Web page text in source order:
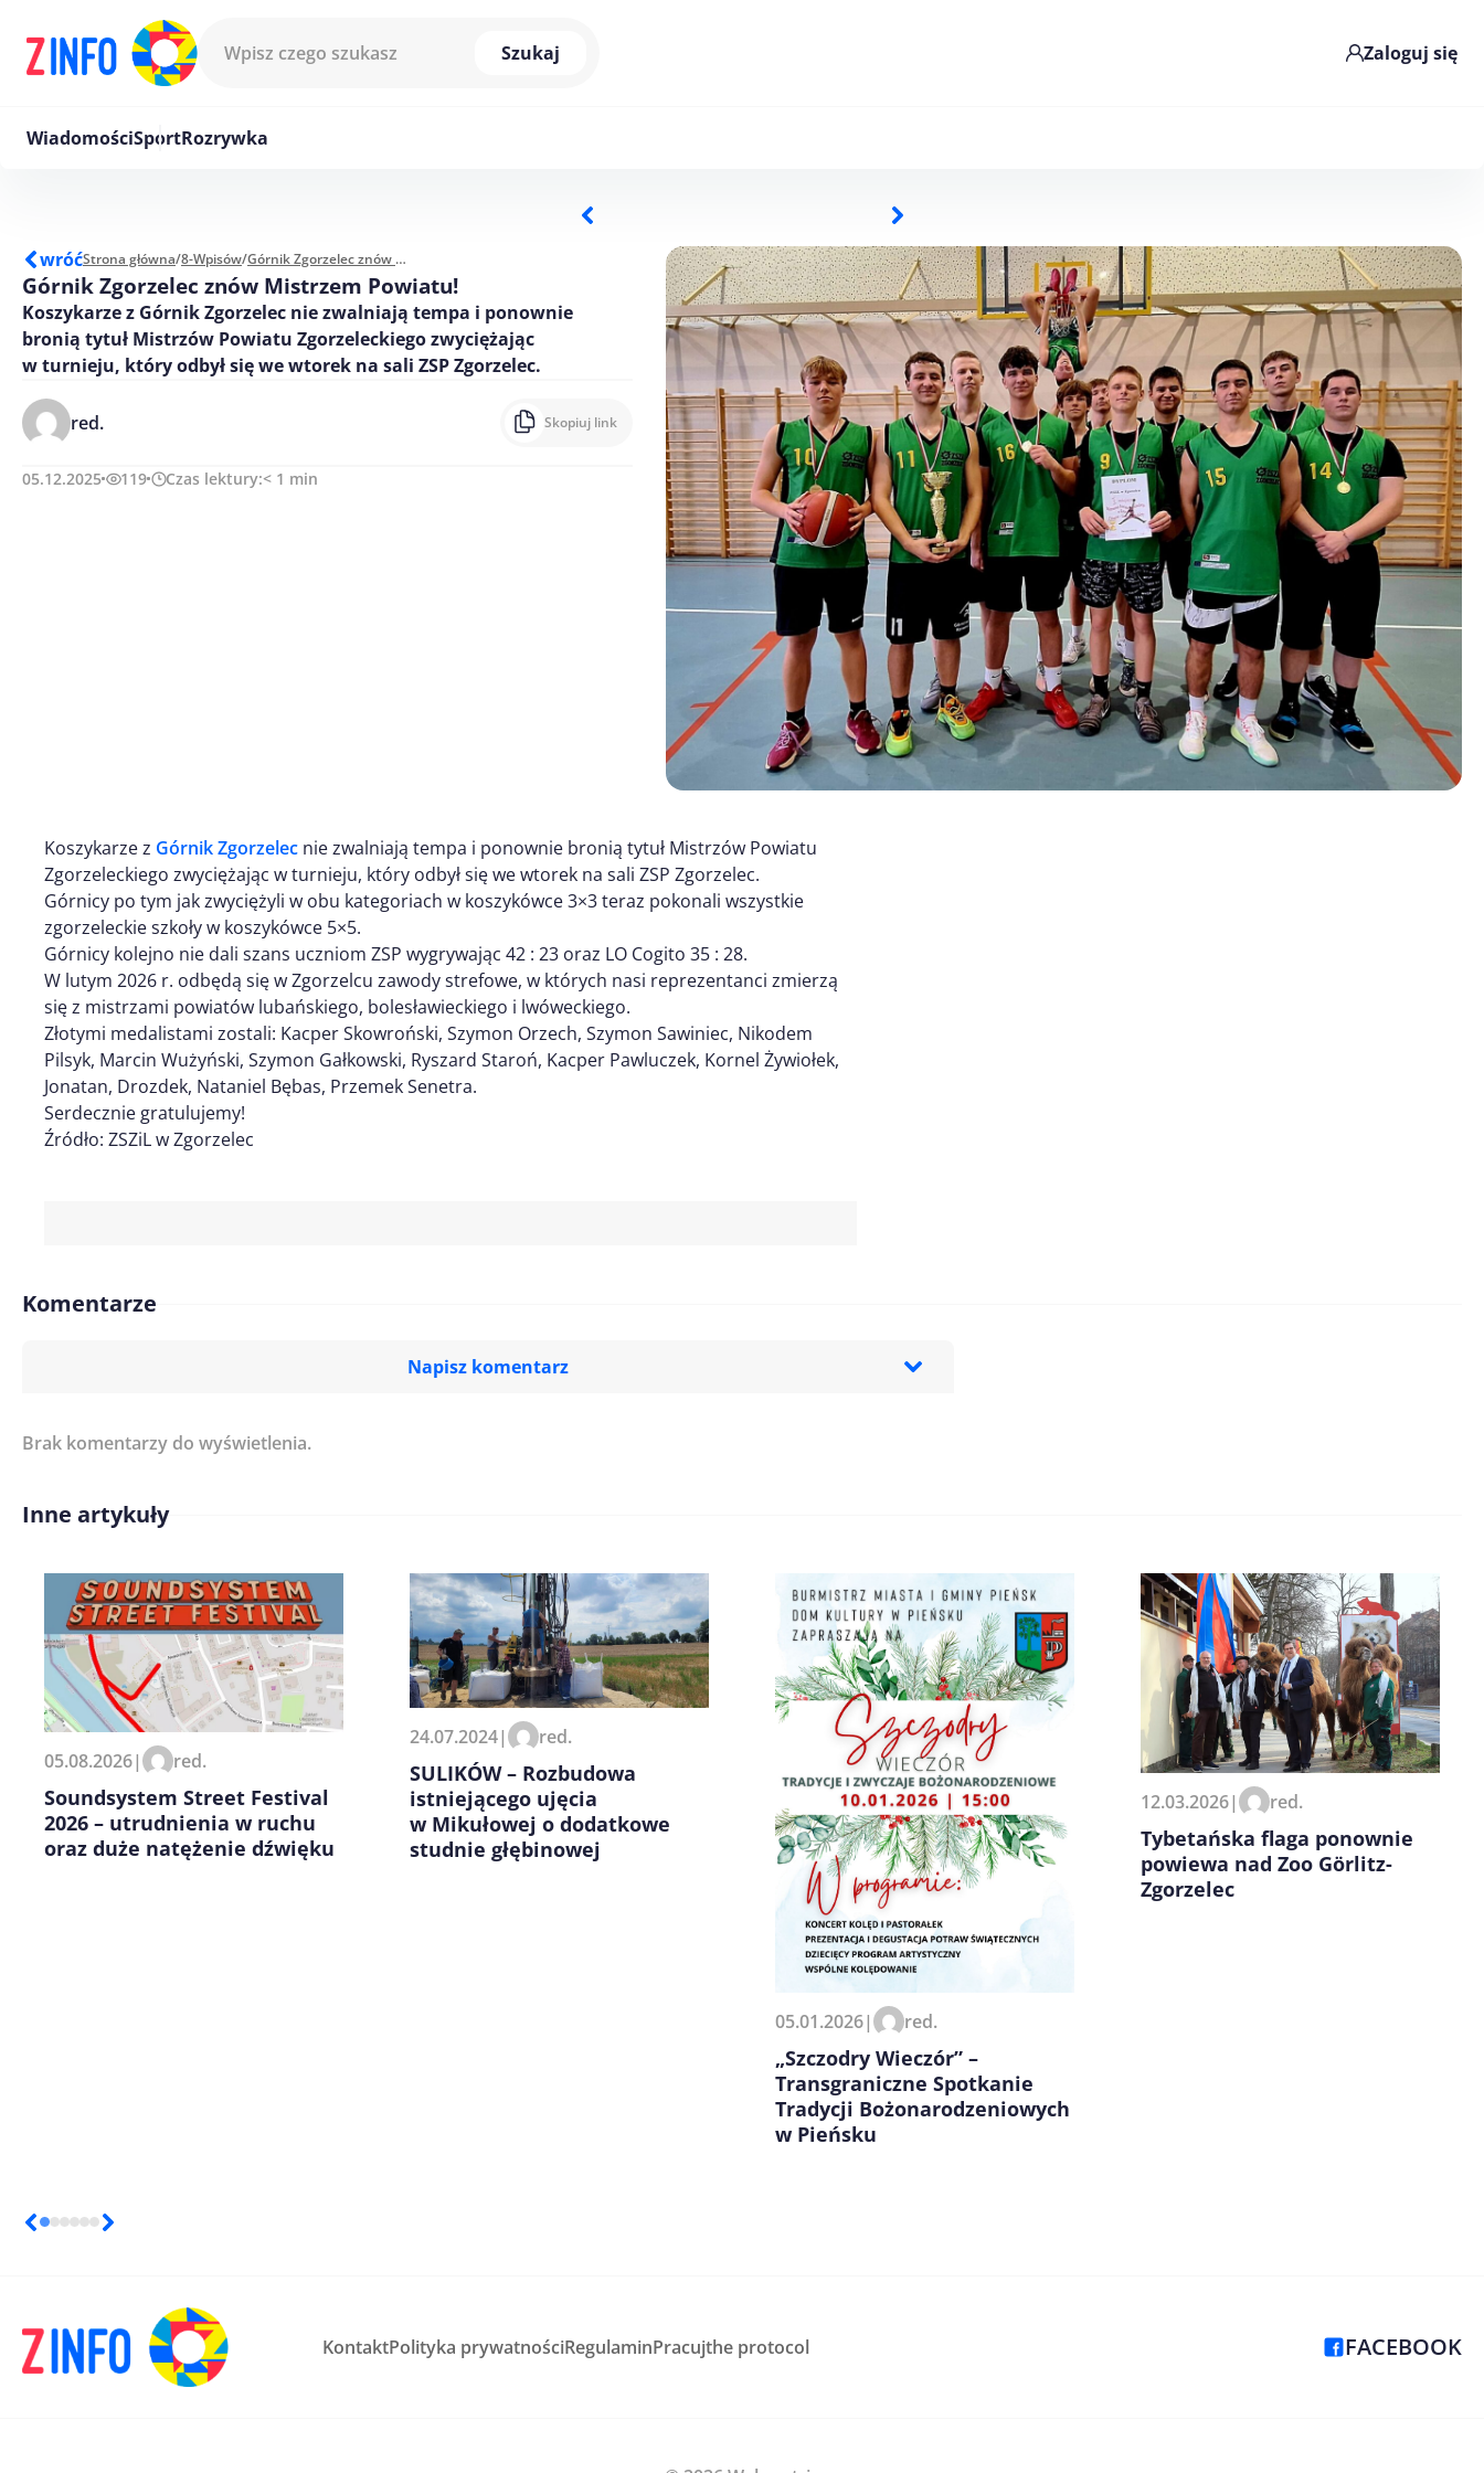
Szukaj
Zaloguj się
WiadomościSportRozrywka
wróćStrona główna/8-Wpisów/ Górnik Zgorzelec znów Mistrzem Powiatu!
Górnik Zgorzelec znów Mistrzem Powiatu!
Koszykarze z Górnik Zgorzelec nie zwalniają tempa i ponownie
bronią tytuł Mistrzów Powiatu Zgorzeleckiego zwyciężając
w turnieju, który odbył się we wtorek na sali ZSP Zgorzelec.
red. Skopiuj link
05.12.2025 119 Czas lektury:< 1 min
Koszykarze z Górnik Zgorzelec nie zwalniają tempa i ponownie bronią tytuł Mistrzów Powiatu
Zgorzeleckiego zwyciężając w turnieju, który odbył się we wtorek na sali ZSP Zgorzelec.
Górnicy po tym jak zwyciężyli w obu kategoriach w koszykówce 3×3 teraz pokonali wszystkie
zgorzeleckie szkoły w koszykówce 5×5.
Górnicy kolejno nie dali szans uczniom ZSP wygrywając 42 : 23 oraz LO Cogito 35 : 28.
W lutym 2026 r. odbędą się w Zgorzelcu zawody strefowe, w których nasi reprezentanci zmierzą
się z mistrzami powiatów lubańskiego, bolesławieckiego i lwóweckiego.
Złotymi medalistami zostali: Kacper Skowroński, Szymon Orzech, Szymon Sawiniec, Nikodem
Pilsyk, Marcin Wużyński, Szymon Gałkowski, Ryszard Staroń, Kacper Pawluczek, Kornel Żywiołek,
Jonatan, Drozdek, Nataniel Bębas, Przemek Senetra.
Serdecznie gratulujemy!
Źródło: ZSZiL w Zgorzelec
Komentarze
Napisz komentarz
Imię/ Nick*
Zapamiętaj moje dane w tej przeglądarce podczas pisania
kolejnych komentarzy.
Brak komentarzy do wyświetlenia.
Inne artykuły
05.08.2026| red.
Soundsystem Street Festival
2026 – utrudnienia w ruchu
oraz duże natężenie dźwięku
24.07.2024| red.
SULIKÓW – Rozbudowa
istniejącego ujęcia
w Mikułowej o dodatkowe
studnie głębinowej
05.01.2026| red.
„Szczodry Wieczór” –
Transgraniczne Spotkanie
Tradycji Bożonarodzeniowych
w Pieńsku
12.03.2026| red.
Tybetańska flaga ponownie
powiewa nad Zoo Görlitz-
Zgorzelec
KontaktPolityka prywatnościRegulaminPracujthe protocol FACEBOOK